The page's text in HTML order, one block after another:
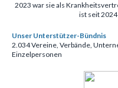
2023 war sie als
ist seit
Unser Unterstützer-Bündnis
2.034 Vereine, Verbände,
Einzelpersonen